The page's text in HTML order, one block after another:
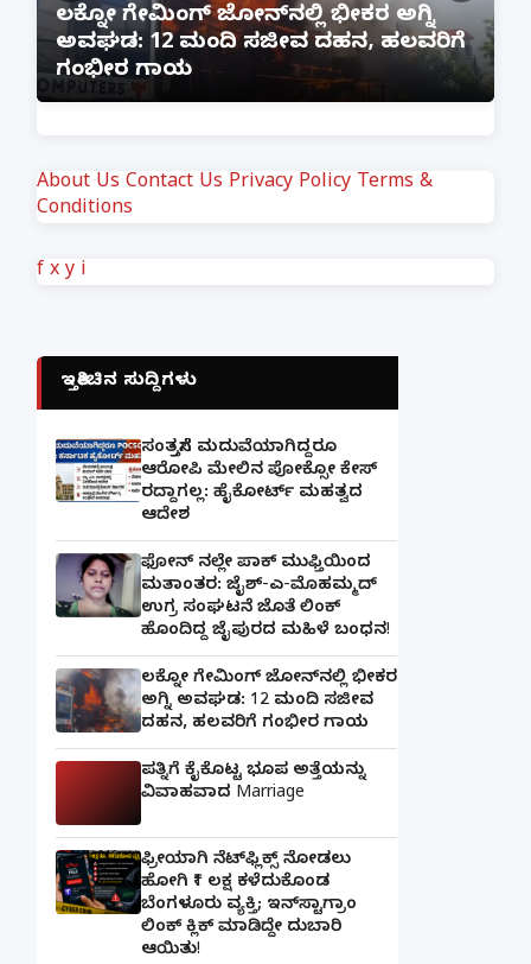
ಲಕ್ನೋ ಗೇಮಿಂಗ್ ಜೋನ್‌ನಲ್ಲಿ ಭೀಕರ ಅಗ್ನಿ
ಅವಘಡ: 12 ಮಂದಿ ಸಜೀವ ದಹನ, ಹಲವರಿಗೆ
ಗಂಭೀರ ಗಾಯ
About Us Contact Us Privacy Policy Terms &
Conditions
f x y i
ಇತ್ತೀಚಿನ ಸುದ್ದಿಗಳು
ಸಂತ್ರಸ್ತೆಗೆ ಮದುವೆಯಾಗಿದ್ದರೂ
ಆರೋಪಿ ಮೇಲಿನ ಪೋಕ್ಸೋ ಕೇಸ್
ರದ್ದಾಗಲ್ಲ: ಹೈಕೋರ್ಟ್ ಮಹತ್ವದ
ಆದೇಶ
ಫೋನ್ ನಲ್ಲೇ ಪಾಕ್ ಮುಫ್ತಿಯಿಂದ
ಮತಾಂತರ: ಜೈಶ್-ಎ-ಮೊಹಮ್ಮದ್
ಉಗ್ರ ಸಂಘಟನೆ ಜೊತೆ ಲಿಂಕ್
ಹೊಂದಿದ್ದ ಜೈಪುರದ ಮಹಿಳೆ ಬಂಧನ!
ಲಕ್ನೋ ಗೇಮಿಂಗ್ ಜೋನ್‌ನಲ್ಲಿ ಭೀಕರ
ಅಗ್ನಿ ಅವಘಡ: 12 ಮಂದಿ ಸಜೀವ
ದಹನ, ಹಲವರಿಗೆ ಗಂಭೀರ ಗಾಯ
ಪತ್ನಿಗೆ ಕೈಕೊಟ್ಟ ಭೂಪ ಅತ್ತೆಯನ್ನು
ವಿವಾಹವಾದ Marriage
ಫ್ರೀಯಾಗಿ ನೆಟ್‌ಫ್ಲಿಕ್ಸ್ ನೋಡಲು
ಹೋಗಿ ₹1 ಲಕ್ಷ ಕಳೆದುಕೊಂಡ
ಬೆಂಗಳೂರು ವ್ಯಕ್ತಿ; ಇನ್‌ಸ್ಟಾಗ್ರಾಂ
ಲಿಂಕ್ ಕ್ಲಿಕ್ ಮಾಡಿದ್ದೇ ದುಬಾರಿ
ಆಯಿತು!